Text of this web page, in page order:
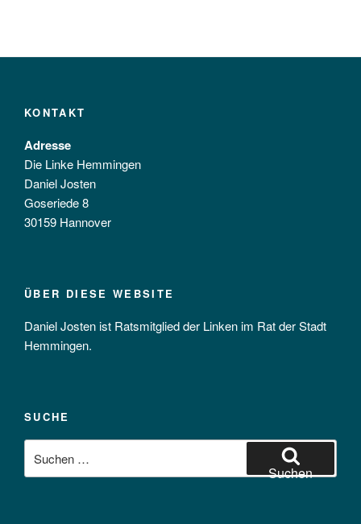
KONTAKT
Adresse
Die Linke Hemmingen
Daniel Josten
Goseriede 8
30159 Hannover
ÜBER DIESE WEBSITE
Daniel Josten ist Ratsmitglied der Linken im Rat der Stadt
Hemmingen.
SUCHE
nach:
Suchen